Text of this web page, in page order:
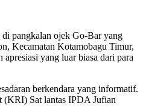
pangkalan ojek Go-Bar yang
Kecamatan Kotamobagu Timur,
yang luar biasa dari para
berkendara yang informatif.
Sat lantas IPDA Jufian